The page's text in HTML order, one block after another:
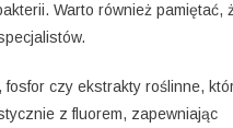
Warto również pamiętać,
fosfor czy ekstrakty roślinne,
z fluorem, zapewniając